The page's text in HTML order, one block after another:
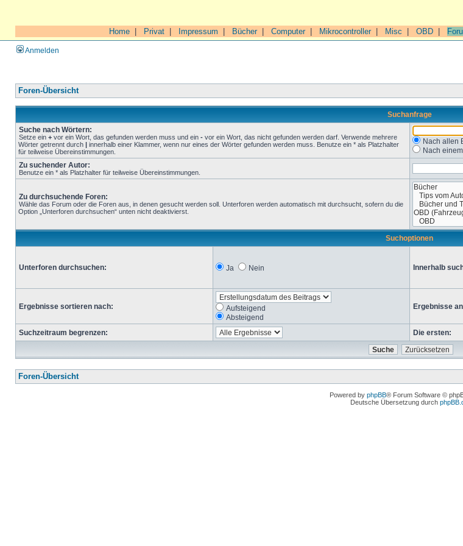
Home Privat Impressum Bücher| Computer| Mikrocontroller| Misc OBD
Anmelden
Foren-Übersicht
Suchanfrage
Suche nach Wörtern:
Setze ein + vor ein Wort, das gefunden werden muss und ein - vor ein Wort, das nicht gefunden werden darf. Verwende mehrere
Wörter getrennt durch | innerhalb einer Klammer, wenn nur eines der Wörter gefunden werden muss. Benutze ein * als Platzhalter
für teilweise Übereinstimmungen.
Nach allen
Nach
Zu suchender Autor:
Benutze ein * als Platzhalter für teilweise Übereinstimmungen.
Zu durchsuchende Foren:
Wähle das Forum oder die Foren aus, in denen gesucht werden soll. Unterforen werden automatisch mit durchsucht, sofern du die
Option „Unterforen durchsuchen“ unten nicht deaktivierst.
Suchoptionen
Unterforen durchsuchen: Ja Nein Innerhalb
Ergebnisse sortieren nach:
Aufsteigend
Absteigend
Ergebnisse
Suchzeitraum begrenzen: Die ersten:
Foren-Übersicht
Powered by phpBB® Forum Software ©
Deutsche Übersetzung durch